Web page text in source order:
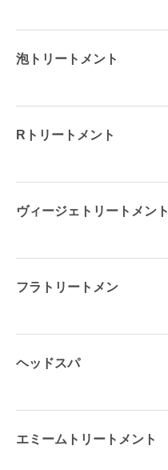
泡トリートメント
Rトリートメント
ヴィージェトリートメント
フラトリートメン
ヘッドスパ
エミームトリートメント